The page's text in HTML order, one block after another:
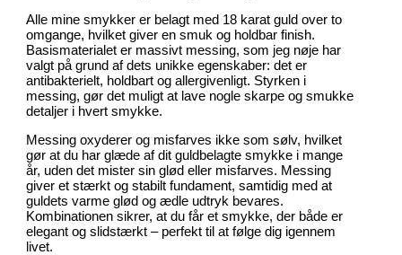
Alle mine smykker er belagt med 18 karat guld over to
omgange, hvilket giver en smuk og holdbar finish.
Basismaterialet er massivt messing, som jeg nøje har
valgt på grund af dets unikke egenskaber: det er
antibakterielt, holdbart og allergivenligt. Styrken i
messing, gør det muligt at lave nogle skarpe og smukke
detaljer i hvert smykke.
Messing oxyderer og misfarves ikke som sølv, hvilket
gør at du har glæde af dit guldbelagte smykke i mange
år, uden det mister sin glød eller misfarves. Messing
giver et stærkt og stabilt fundament, samtidig med at
guldets varme glød og ædle udtryk bevares.
Kombinationen sikrer, at du får et smykke, der både er
elegant og slidstærkt – perfekt til at følge dig igennem
livet.